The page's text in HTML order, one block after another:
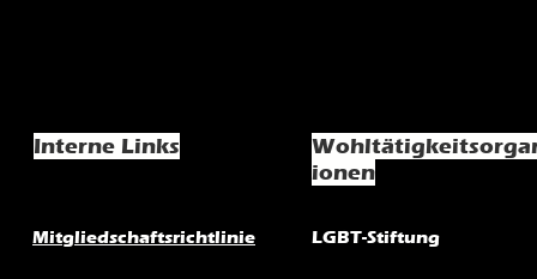
Interne Links
ionen
Mitgliedschaftsrichtlinie LGBT-Stiftung